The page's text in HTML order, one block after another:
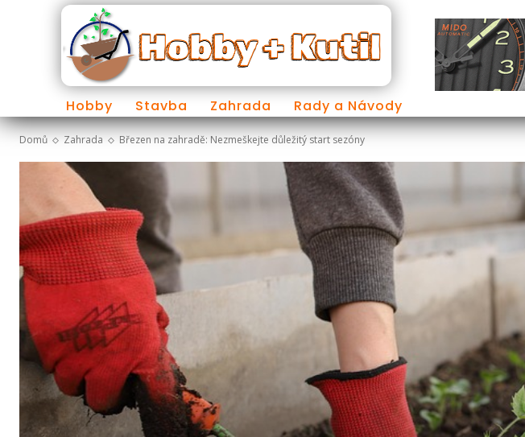
Hobby Stavba Zahrada Rady a Návody
Domů Zahrada Březen na zahradě: Nezmeškejte důležitý start sezóny